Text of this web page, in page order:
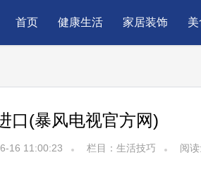
首页 健康生活 家居装饰
口(暴风电视官方网)
16 11:00:23 栏目： 生活技巧 阅读